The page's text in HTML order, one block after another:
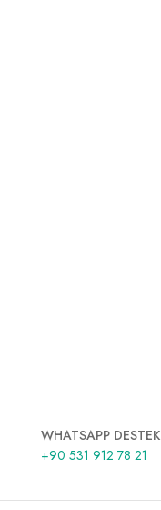
WHATSAPP DESTEK
+90 531 912 78 21